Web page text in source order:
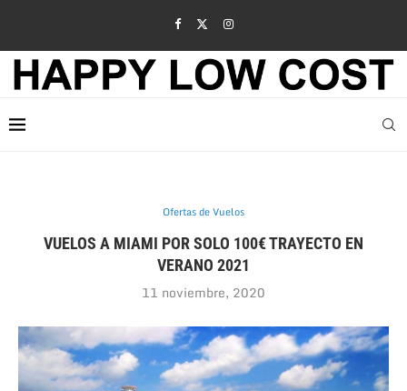
Ofertas de Vuelos
VUELOS A MIAMI POR SOLO 100€ TRAYECTO EN
VERANO 2021
11 noviembre, 2020